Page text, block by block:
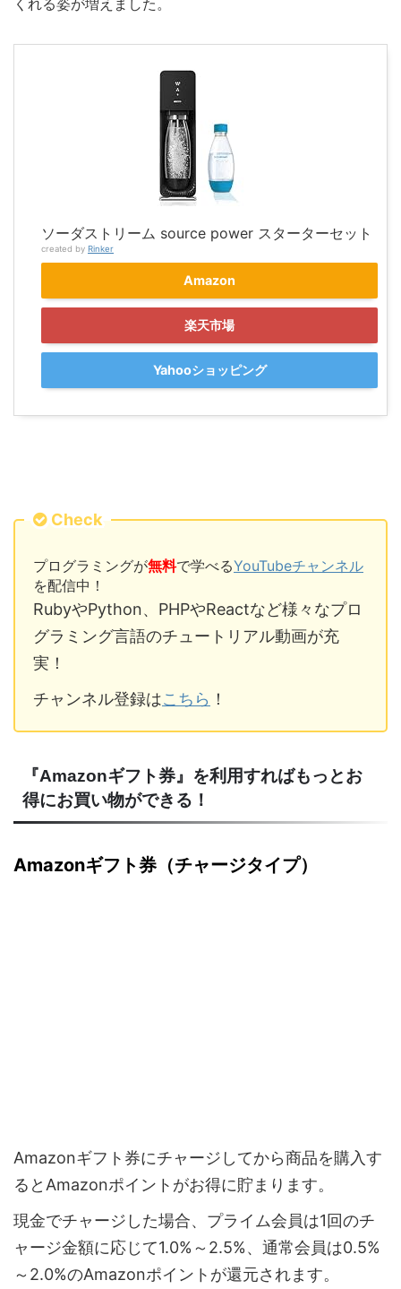
ソーダストリーム source power スターターセット
created by Rinker
Amazon
楽天市場
Yahooショッピング
Check
プログラミングが無料で学べるYouTubeチャンネル
を配信中！
RubyやPython、PHPやReactなど様々なプロ
グラミング言語のチュートリアル動画が充
実！
チャンネル登録はこちら ！
『Amazonギフト券』を利用すればもっとお
得にお買い物ができる！
Amazonギフト券（チャージタイプ）
Amazonギフト券にチャージしてから商品を購入す
るとAmazonポイントがお得に貯まります。
現金でチャージした場合、プライム会員は1回のチ
ャージ金額に応じて1.0%～2.5%、通常会員は0.5%
～2.0%のAmazonポイントが還元されます。